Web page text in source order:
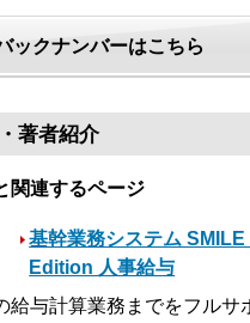
ックナンバーはこちら
著者紹介
関連するページ
基幹業務システム SMILE
Edition 人事給与
給与計算業務までをフルサ